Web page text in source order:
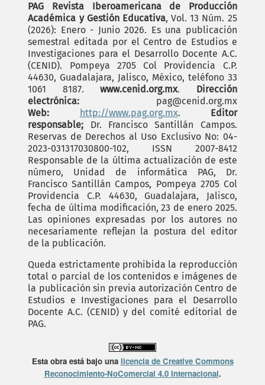
PAG Revista Iberoamericana de Producción
Académica y Gestión Educativa, Vol. 13 Núm. 25
(2026): Enero - Junio 2026. Es una publicación
semestral editada por el Centro de Estudios e
Investigaciones para el Desarrollo Docente A.C.
(CENID). Pompeya 2705 Col Providencia C.P.
44630, Guadalajara, Jalisco, México, teléfono 33
1061 8187.www.cenid.org.mx. Dirección
electrónica: pag@cenid.org.mx
Web:
http://www.pag.org.mx.
Editor
responsable; Dr. Francisco Santillán Campos.
Reservas de Derechos al Uso Exclusivo No: 04-
2023-031317030800-102, ISSN 2007-8412
Responsable de la última actualización de este
número, Unidad de informática PAG, Dr.
Francisco Santillán Campos, Pompeya 2705 Col
Providencia C.P. 44630, Guadalajara, Jalisco,
fecha de última modificación, 23 de enero 2025.
Las opiniones expresadas por los autores no
necesariamente reflejan la postura del editor
de la publicación.
Queda estrictamente prohibida la reproducción
total o parcial de los contenidos e imágenes de
la publicación sin previa autorización Centro de
Estudios e Investigaciones para el Desarrollo
Docente A.C. (CENID) y del comité editorial de
PAG.
Esta obra está bajo una licencia de Creative Commons
Reconocimiento-NoComercial 4.0 Internacional.